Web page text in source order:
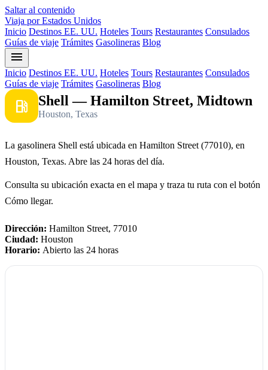
Saltar al contenido
Viaja por Estados Unidos
Inicio Destinos EE. UU. Hoteles Tours Restaurantes Consulados
Guías de viaje Trámites Gasolineras Blog
menu
Inicio Destinos EE. UU. Hoteles Tours Restaurantes Consulados
Guías de viaje Trámites Gasolineras Blog
local_gas_station Shell — Hamilton Street, Midtown
Houston, Texas
La gasolinera Shell está ubicada en Hamilton Street (77010), en
Houston, Texas. Abre las 24 horas del día.
Consulta su ubicación exacta en el mapa y traza tu ruta con el botón
Cómo llegar.
Dirección: Hamilton Street, 77010
Ciudad: Houston
Horario: Abierto las 24 horas